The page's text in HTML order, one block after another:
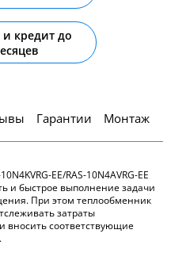
и кредит до
Гарантии Монтаж
EE/RAS-10N4AVRG-EE
и быстрое выполнение задачи
При этом теплообменник
затраты
вносить соответствующие